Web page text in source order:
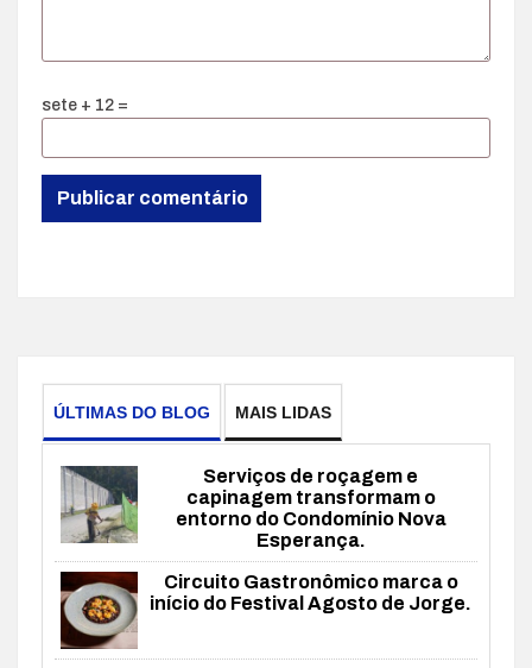
sete + 12 =
ÚLTIMAS DO BLOG MAIS LIDAS
Serviços de roçagem e
capinagem transformam o
entorno do Condomínio Nova
Esperança.
Circuito Gastronômico marca o
início do Festival Agosto de Jorge.